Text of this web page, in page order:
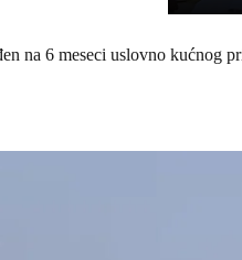
Mute
na 6 meseci uslovno kućnog